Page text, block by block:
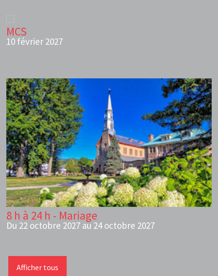
MCS
10 février 2027
8 h à 24 h - Mariage
Du 22 octobre 2027 au 24 octobre 2027
Afficher tous